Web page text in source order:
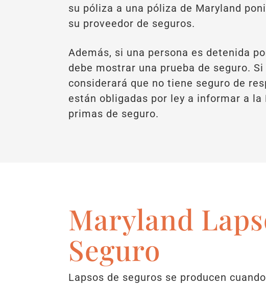
su póliza a una póliza de Maryland
su proveedor de seguros.
Además, si una persona es detenida
debe mostrar una prueba de seguro.
considerará que no tiene seguro de
están obligadas por ley a informar a la
primas de seguro.
Maryland
Seguro
Lapsos de seguros se producen